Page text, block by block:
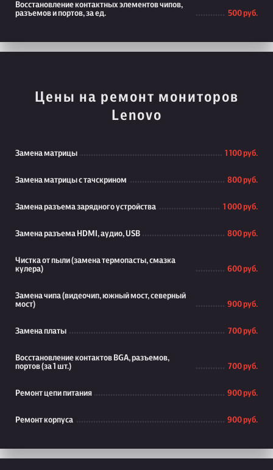
Восстановление контактных элементов чипов,
разъемов и портов, за ед.
500 руб.
Цены на ремонт мониторов
Lenovo
Замена матрицы 1 100 руб.
Замена матрицы с тачскрином 800 руб.
Замена разъема зарядного устройства 1 000 руб.
Замена разъема HDMI, аудио, USB 800 руб.
Чистка от пыли (замена термопасты, смазка
кулера)
600 руб.
Замена чипа (видеочип, южный мост, северный
мост)
900 руб.
Замена платы 700 руб.
Восстановление контактов BGA, разъемов,
портов (за 1 шт.)
700 руб.
Ремонт цепи питания 900 руб.
Ремонт корпуса 900 руб.